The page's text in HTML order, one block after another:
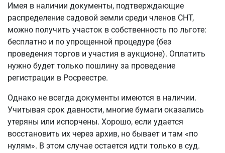
Имея в наличии документы, подтверждающие
распределение садовой земли среди членов СНТ,
можно получить участок в собственность по льготе:
бесплатно и по упрощенной процедуре (без
проведения торгов и участия в аукционе). Оплатить
нужно будет только пошлину за проведение
регистрации в Росреестре.
Однако не всегда документы имеются в наличии.
Учитывая срок давности, многие бумаги оказались
утеряны или испорчены. Хорошо, если удается
восстановить их через архив, но бывает и там «по
нулям». В этом случае остается идти только в суд.